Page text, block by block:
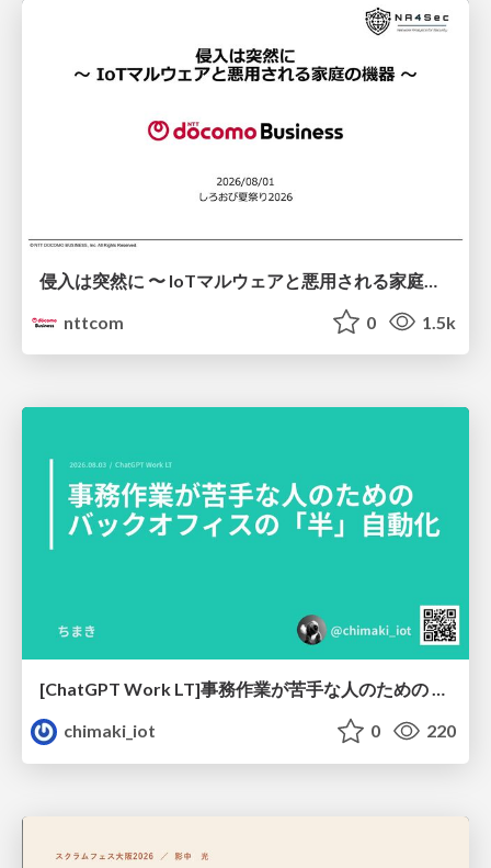
nttcom
0 1.5k
[ChatGPT Work LT]事務作業が苦手な人のための バックオフィスの「半」自動化
chimaki_iot
0 220